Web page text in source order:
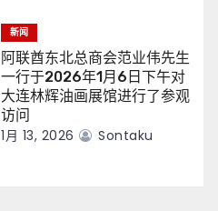
新闻
阿联酋东北总商会范业伟先生
一行于2026年1月6日下午对
大连林辉油画展馆进行了参观
访问
1月 13, 2026 Sontaku